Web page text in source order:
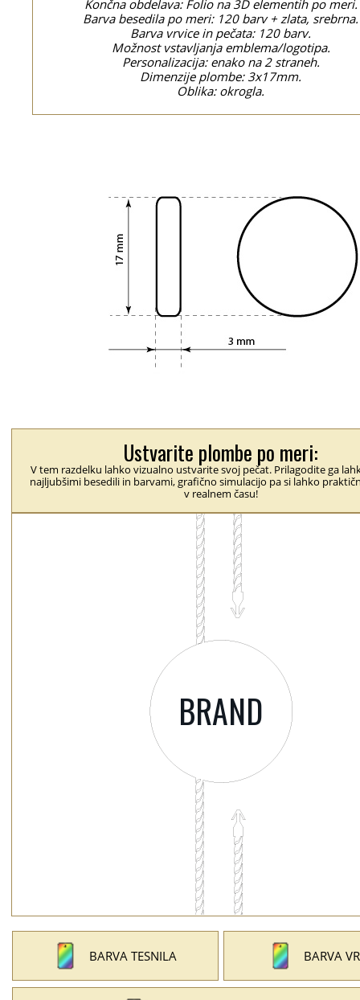
Končna obdelava: Folio na 3D elementih po meri.
Barva besedila po meri: 120 barv + zlata, srebrna.
Barva vrvice in pečata: 120 barv.
Možnost vstavljanja emblema/logotipa.
Personalizacija: enako na 2 straneh.
Dimenzije plombe: 3x17mm.
Oblika: okrogla.
Ustvarite plombe po meri:
V tem razdelku lahko vizualno ustvarite svoj pečat. Prilagodite ga
najljubšimi besedili in barvami, grafično simulacijo pa si lahko
v realnem času!
BARVA TESNILA BARVA